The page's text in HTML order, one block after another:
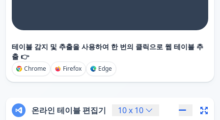
테이블 감지 및 추출을 사용하여 한 번의 클릭으로 웹 테이블 추
출 👉
Chrome Firefox Edge
온라인 테이블 편집기 10x 10